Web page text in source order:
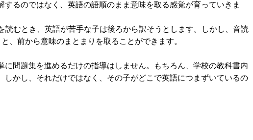
るのではなく、英語の語順のまま意味を取る感覚が育っていきま
むとき、英語が苦手な子は後ろから訳そうとします。しかし、音読
、前から意味のまとまりを取ることができます。
問題集を進めるだけの指導はしません。もちろん、学校の教科書内
かし、それだけではなく、その子がどこで英語につまずいているの